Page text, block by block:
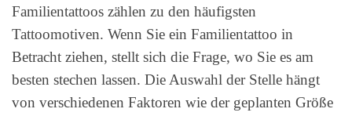
Familientattoos zählen zu den häufigsten
Tattoomotiven. Wenn Sie ein Familientattoo in
Betracht ziehen, stellt sich die Frage, wo Sie es am
besten stechen lassen. Die Auswahl der Stelle hängt
von verschiedenen Faktoren wie der geplanten Größe